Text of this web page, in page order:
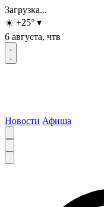
Загрузка...
☀️ +25° ▾
6 августа, чтв
Новости Афиша